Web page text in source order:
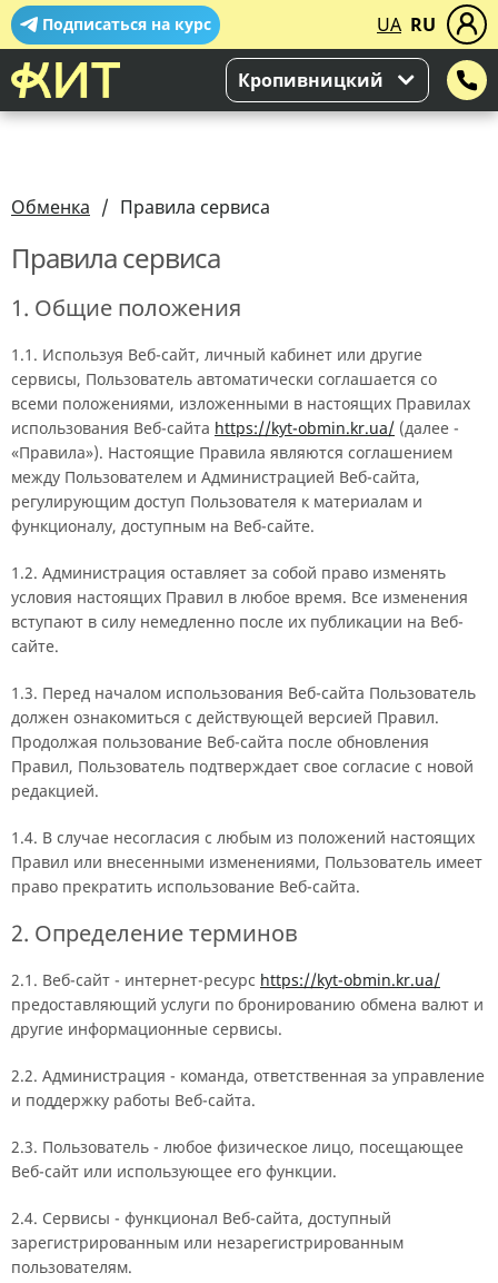
Подписаться на курс UA RU
Кропивницкий
Обменка Правила сервиса
Правила сервиса
1. Общие положения
1.1. Используя Веб-сайт, личный кабинет или другие
сервисы, Пользователь автоматически соглашается со
всеми положениями, изложенными в настоящих Правилах
использования Веб-сайта https://kyt-obmin.kr.ua/ (далее -
«Правила»). Настоящие Правила являются соглашением
между Пользователем и Администрацией Веб-сайта,
регулирующим доступ Пользователя к материалам и
функционалу, доступным на Веб-сайте.
1.2. Администрация оставляет за собой право изменять
условия настоящих Правил в любое время. Все изменения
вступают в силу немедленно после их публикации на Веб-
сайте.
1.3. Перед началом использования Веб-сайта Пользователь
должен ознакомиться с действующей версией Правил.
Продолжая пользование Веб-сайта после обновления
Правил, Пользователь подтверждает свое согласие с новой
редакцией.
1.4. В случае несогласия с любым из положений настоящих
Правил или внесенными изменениями, Пользователь имеет
право прекратить использование Веб-сайта.
2. Определение терминов
2.1. Веб-сайт - интернет-ресурс https://kyt-obmin.kr.ua/
предоставляющий услуги по бронированию обмена валют и
другие информационные сервисы.
2.2. Администрация - команда, ответственная за управление
и поддержку работы Веб-сайта.
2.3. Пользователь - любое физическое лицо, посещающее
Веб-сайт или использующее его функции.
2.4. Сервисы - функционал Веб-сайта, доступный
зарегистрированным или незарегистрированным
пользователям.